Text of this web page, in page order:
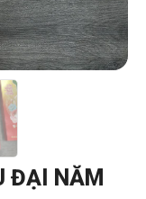
ĐẠI NĂM